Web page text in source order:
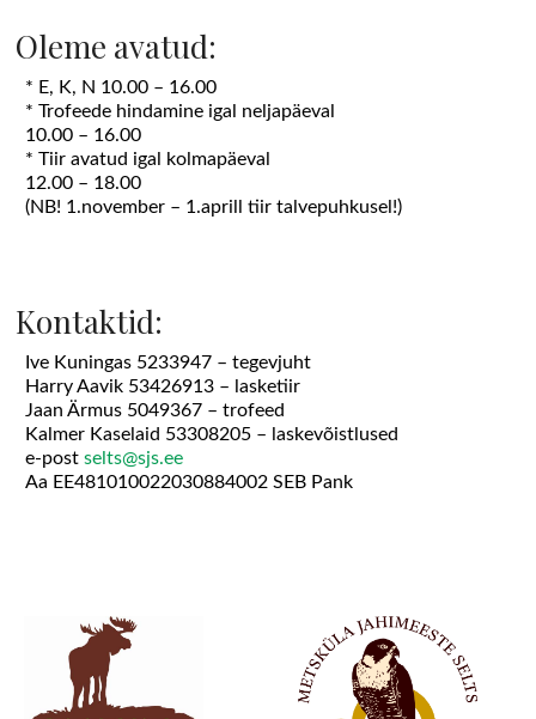
Oleme avatud:
* E, K, N 10.00 – 16.00
* Trofeede hindamine igal neljapäeval
10.00 – 16.00
* Tiir avatud igal kolmapäeval
12.00 – 18.00
(NB! 1.november – 1.aprill tiir talvepuhkusel!)
Kontaktid:
Ive Kuningas 5233947 – tegevjuht
Harry Aavik 53426913 – lasketiir
Jaan Ärmus 5049367 – trofeed
Kalmer Kaselaid 53308205 – laskevõistlused
e-postselts@sjs.ee
Aa EE481010022030884002 SEB Pank